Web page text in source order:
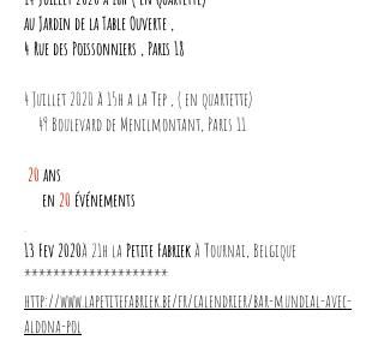
au Jardin de la Table Ouverte ,
4 Rue des Poissonniers , Paris 18
4 Juillet 2020 à 15h a la Tep , ( en quartette)
49 Boulevard de Menilmontant, Paris 11
20 ans
en 20 événements
.
13 Fev 2020à 21h laPetite Fabriekà Tournai, Belgique
********************
http://www.lapetitefabriek.be/fr/calendrier/bar-mundial-avec-
aldona-pol